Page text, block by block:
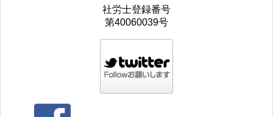
社労士登録番号
第40060039号